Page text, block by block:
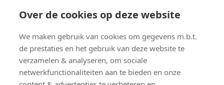
Over de cookies op deze website
We maken gebruik van cookies om gegevens m.b.t.
de prestaties en het gebruik van deze website te
verzamelen & analyseren, om sociale
netwerkfunctionaliteiten aan te bieden en onze
Verzenden
Retourneren
Betalen
Veelgestelde vragen